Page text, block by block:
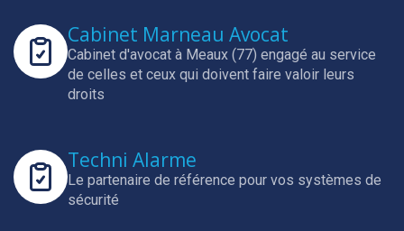
Cabinet Marneau Avocat
Cabinet d'avocat à Meaux (77) engagé au service
de celles et ceux qui doivent faire valoir leurs
droits
Techni Alarme
Le partenaire de référence pour vos systèmes de
sécurité